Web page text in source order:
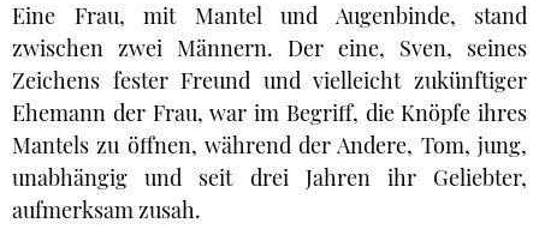
Eine Frau, mit Mantel und Augenbinde, stand
zwischen zwei Männern. Der eine, Sven, seines
Zeichens fester Freund und vielleicht zukünftiger
Ehemann der Frau, war im Begriff, die Knöpfe ihres
Mantels zu öffnen, während der Andere, Tom, jung,
unabhängig und seit drei Jahren ihr Geliebter,
aufmerksam zusah.